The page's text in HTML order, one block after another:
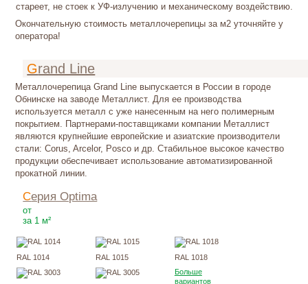
стареет, не стоек к УФ-излучению и механическому воздействию.
Окончательную стоимость металлочерепицы за м2 уточняйте у
оператора!
Grand Line
Металлочерепица Grand Line выпускается в России в городе
Обнинске на заводе Металлист. Для ее производства
используется металл с уже нанесенным на него полимерным
покрытием. Партнерами-поставщиками компании Металлист
являются крупнейшие европейские и азиатские производители
стали: Corus, Arcelor, Posco и др. Стабильное высокое качество
продукции обеспечивает использование автоматизированной
прокатной линии.
Серия Оptima
от
за 1 м²
RAL 1014 RAL 1015 RAL 1018
Больше
вариантов